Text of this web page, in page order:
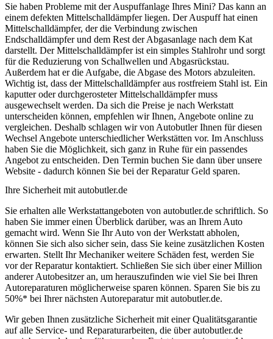
Sie haben Probleme mit der Auspuffanlage Ihres Mini? Das kann an
einem defekten Mittelschalldämpfer liegen. Der Auspuff hat einen
Mittelschalldämpfer, der die Verbindung zwischen
Endschalldämpfer und dem Rest der Abgasanlage nach dem Kat
darstellt. Der Mittelschalldämpfer ist ein simples Stahlrohr und sorgt
für die Reduzierung von Schallwellen und Abgasrückstau.
Außerdem hat er die Aufgabe, die Abgase des Motors abzuleiten.
Wichtig ist, dass der Mittelschalldämpfer aus rostfreiem Stahl ist. Ein
kaputter oder durchgerosteter Mittelschalldämpfer muss
ausgewechselt werden. Da sich die Preise je nach Werkstatt
unterscheiden können, empfehlen wir Ihnen, Angebote online zu
vergleichen. Deshalb schlagen wir von Autobutler Ihnen für diesen
Wechsel Angebote unterschiedlicher Werkstätten vor. Im Anschluss
haben Sie die Möglichkeit, sich ganz in Ruhe für ein passendes
Angebot zu entscheiden. Den Termin buchen Sie dann über unsere
Website - dadurch können Sie bei der Reparatur Geld sparen.
Ihre Sicherheit mit autobutler.de
Sie erhalten alle Werkstattangeboten von autobutler.de schriftlich. So
haben Sie immer einen Überblick darüber, was an Ihrem Auto
gemacht wird. Wenn Sie Ihr Auto von der Werkstatt abholen,
können Sie sich also sicher sein, dass Sie keine zusätzlichen Kosten
erwarten. Stellt Ihr Mechaniker weitere Schäden fest, werden Sie
vor der Reparatur kontaktiert. Schließen Sie sich über einer Million
anderer Autobesitzer an, um herauszufinden wie viel Sie bei Ihren
Autoreparaturen möglicherweise sparen können. Sparen Sie bis zu
50%* bei Ihrer nächsten Autoreparatur mit autobutler.de.
Wir geben Ihnen zusätzliche Sicherheit mit einer Qualitätsgarantie
auf alle Service- und Reparaturarbeiten, die über autobutler.de